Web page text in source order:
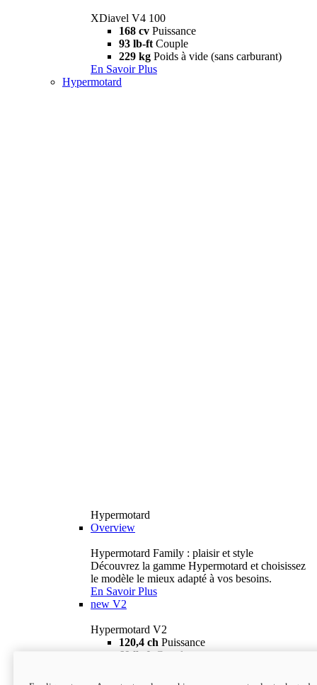
XDiavel V4 100
168 cv Puissance
93 lb-ft Couple
229 kg Poids à vide (sans carburant)
En Savoir Plus
Hypermotard
Hypermotard
Overview
Hypermotard Family : plaisir et style
Découvrez la gamme Hypermotard et choisissez
le modèle le mieux adapté à vos besoins.
En Savoir Plus
new V2
Hypermotard V2
120,4 ch Puissance
69 lb-ft
Couple
18 895 $